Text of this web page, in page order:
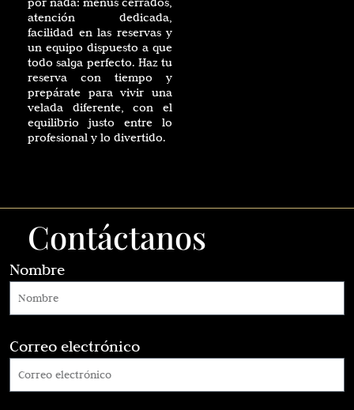
atención dedicada,
facilidad en las reservas y
un equipo dispuesto a que
todo salga perfecto. Haz tu
reserva con tiempo y
prepárate para vivir una
velada diferente, con el
equilibrio justo entre lo
profesional y lo divertido.
Contáctanos
Nombre
Correo electrónico